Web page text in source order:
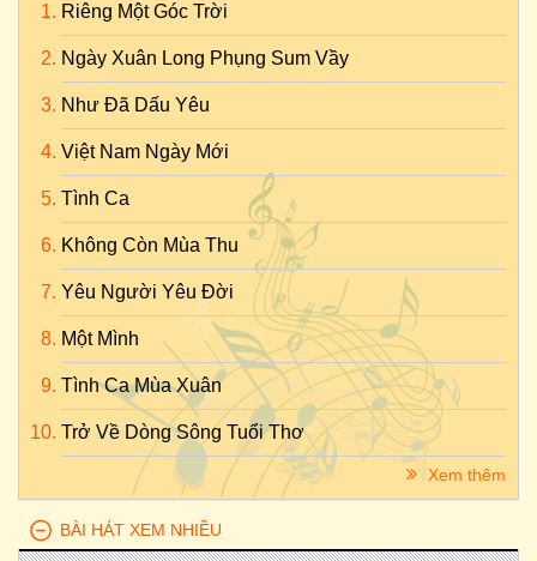
Riêng Một Góc Trời
Ngày Xuân Long Phụng Sum Vầy
Như Đã Dấu Yêu
Việt Nam Ngày Mới
Tình Ca
Không Còn Mùa Thu
Yêu Người Yêu Đời
Một Mình
Tình Ca Mùa Xuân
Trở Về Dòng Sông Tuổi Thơ
Xem thêm
BÀI HÁT XEM NHIỀU